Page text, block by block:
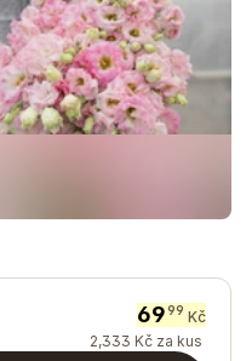
6999 Kč
2,333 Kč za kus